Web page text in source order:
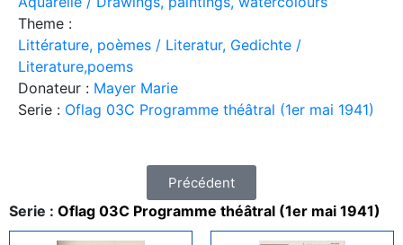
Theme :
Littérature, poèmes / Literatur, Gedichte /
Literature,poems
Donateur : Mayer Marie
Serie : Oflag 03C Programme théâtral (1er mai 1941)
Précédent
Serie : Oflag 03C Programme théâtral (1er mai 1941)